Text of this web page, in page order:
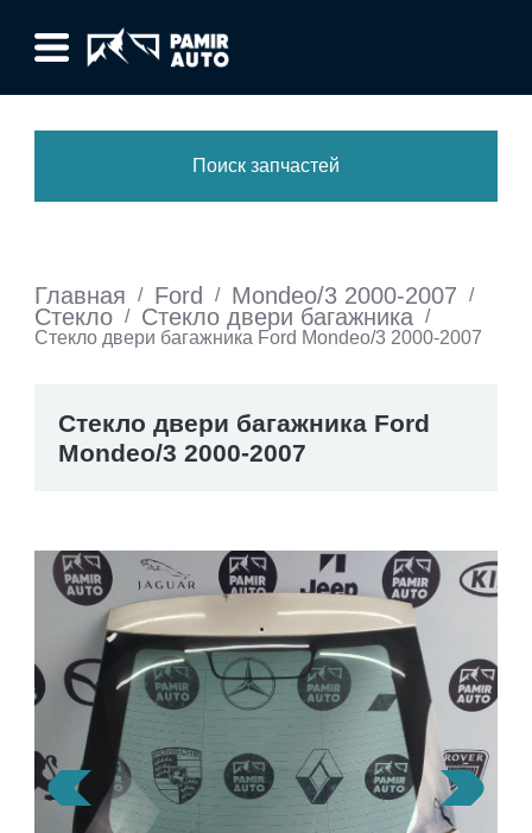
Поиск запчастей
Главная / Ford / Mondeo/3 2000-2007 /
Стекло / Стекло двери багажника /
Стекло двери багажника Ford Mondeo/3 2000-2007
Стекло двери багажника Ford
Mondeo/3 2000-2007